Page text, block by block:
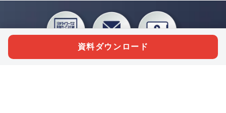
資料ダウンロード